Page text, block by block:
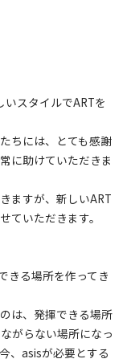
スタイルでARTを
ちには、とても感謝
に助けていただきま
ますが、新しいART
ていただきます。
きる場所を作ってき
は、発揮できる場所
がらない場所になっ
、asisが必要とする